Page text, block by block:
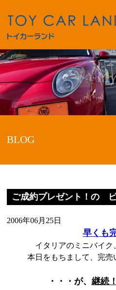
BLOG
ご成約プレゼント！の
2006年06月25日
早くも
イタリアのミニバイク
本日をもちまして、完売
・・・が、 継続